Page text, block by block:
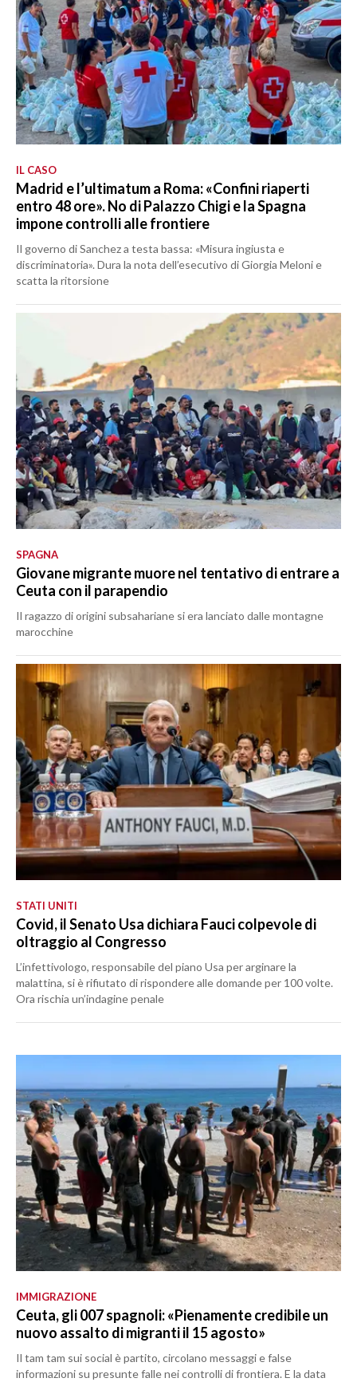
IL CASO
Madrid e l’ultimatum a Roma: «Confini riaperti
entro 48 ore». No di Palazzo Chigi e la Spagna
impone controlli alle frontiere
Il governo di Sanchez a testa bassa: «Misura ingiusta e
discriminatoria». Dura la nota dell’esecutivo di Giorgia Meloni e
scatta la ritorsione
SPAGNA
Giovane migrante muore nel tentativo di entrare a
Ceuta con il parapendio
Il ragazzo di origini subsahariane si era lanciato dalle montagne
marocchine
STATI UNITI
Covid, il Senato Usa dichiara Fauci colpevole di
oltraggio al Congresso
L’infettivologo, responsabile del piano Usa per arginare la
malattina, si è rifiutato di rispondere alle domande per 100 volte.
Ora rischia un’indagine penale
IMMIGRAZIONE
Ceuta, gli 007 spagnoli: «Pienamente credibile un
nuovo assalto di migranti il 15 agosto»
Il tam tam sui social è partito, circolano messaggi e false
informazioni su presunte falle nei controlli di frontiera. E la data